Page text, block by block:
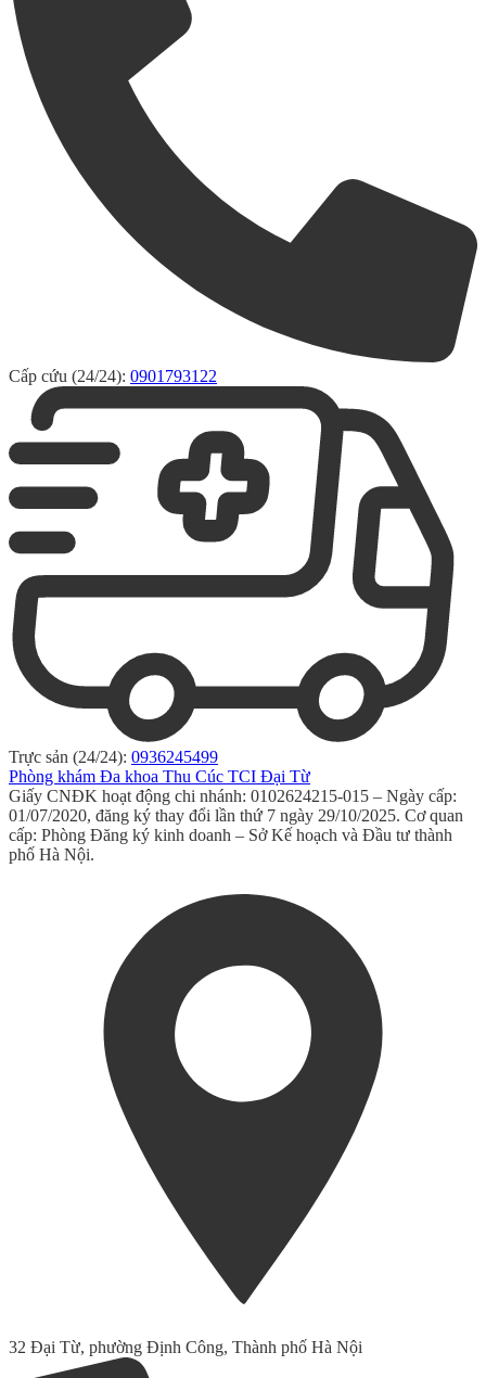
Cấp cứu (24/24): 0901793122
Trực sản (24/24): 0936245499
Phòng khám Đa khoa Thu Cúc TCI Đại Từ
Giấy CNĐK hoạt động chi nhánh: 0102624215-015 – Ngày cấp:
01/07/2020, đăng ký thay đổi lần thứ 7 ngày 29/10/2025. Cơ quan
cấp: Phòng Đăng ký kinh doanh – Sở Kế hoạch và Đầu tư thành
phố Hà Nội.
32 Đại Từ, phường Định Công, Thành phố Hà Nội